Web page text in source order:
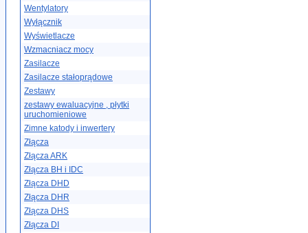
Wentylatory
Wyłącznik
Wyświetlacze
Wzmacniacz mocy
Zasilacze
Zasilacze stałoprądowe
Zestawy
zestawy ewaluacyjne , płytki
uruchomieniowe
Zimne katody i inwertery
Złącza
Złącza ARK
Złącza BH i IDC
Złącza DHD
Złącza DHR
Złącza DHS
Złącza DI